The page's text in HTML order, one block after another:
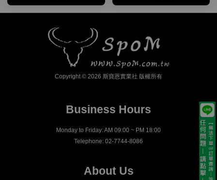
Copyright © 2026 斯寶恩實業社 版權所有
Business Hours
Monday to Friday: AM 09:00 ~ PM 18:00
Telephone: 02-7744-8086
About Us